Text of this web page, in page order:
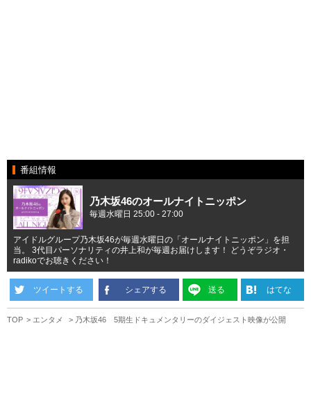
番組情報
乃木坂46のオールナイトニッポン
毎週水曜日 25:00 - 27:00
アイドルグループ乃木坂46が毎週水曜日の「オールナイトニッポン」を担
当。 3代目パーソナリティの井上和が毎週お届けします！ どうぞラジオ・
radikoでお聴きください！
ツイートする シェアする 送る はてな
TOP エンタメ 乃木坂46 5期生ドキュメンタリーのダイジェスト映像が公開